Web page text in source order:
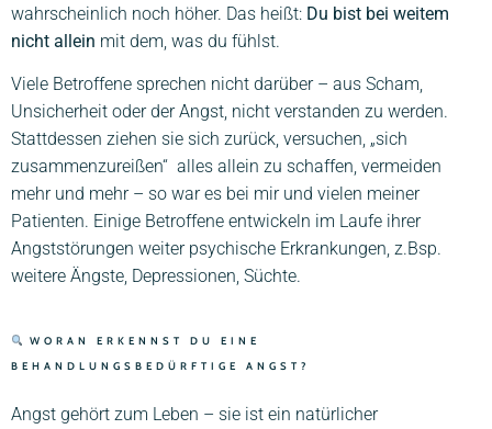
wahrscheinlich noch höher. Das heißt: Du bist bei weitem
nicht allein mit dem, was du fühlst.
Viele Betroffene sprechen nicht darüber – aus Scham,
Unsicherheit oder der Angst, nicht verstanden zu werden.
Stattdessen ziehen sie sich zurück, versuchen, „sich
zusammenzureißen“ alles allein zu schaffen, vermeiden
mehr und mehr – so war es bei mir und vielen meiner
Patienten. Einige Betroffene entwickeln im Laufe ihrer
Angststörungen weiter psychische Erkrankungen, z.Bsp.
weitere Ängste, Depressionen, Süchte.
WORAN ERKENNST DU EINE
BEHANDLUNGSBEDÜRFTIGE ANGST?
Angst gehört zum Leben – sie ist ein natürlicher